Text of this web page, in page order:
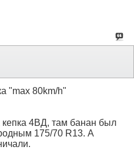
"max 80km/h"
кепка 4ВД, там банан был
175/70 R13. А